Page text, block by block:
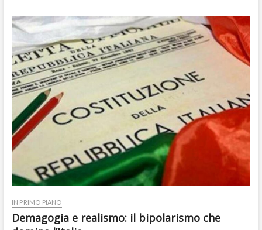
IN PRIMO PIANO
Demagogia e realismo: il bipolarismo che